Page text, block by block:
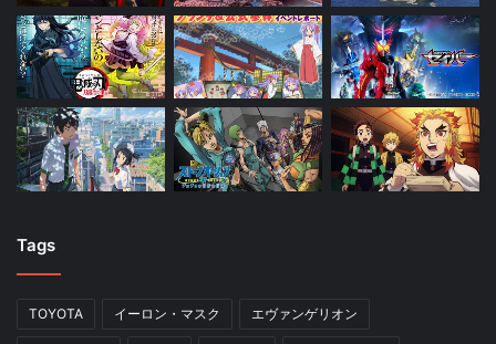
Tags
TOYOTA イーロン・マスク エヴァンゲリオン